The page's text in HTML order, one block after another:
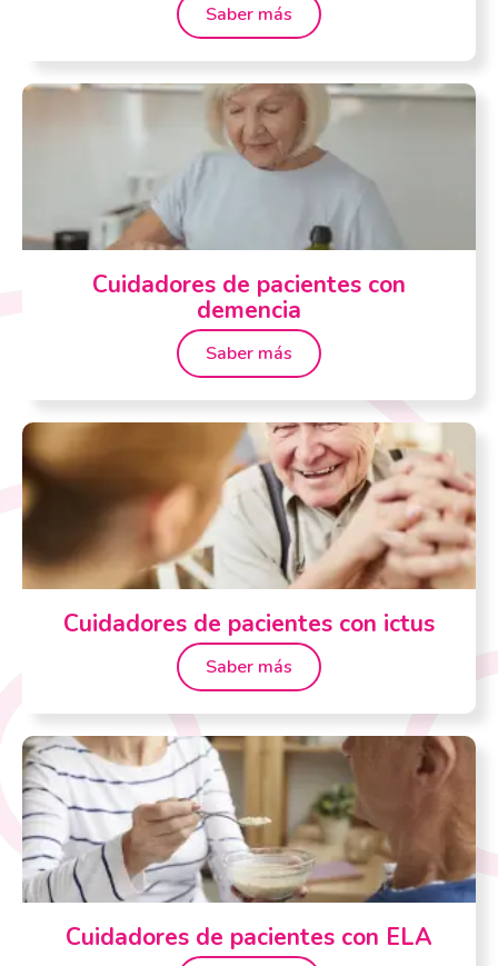
Saber más
Cuidadores de pacientes con
demencia
Saber más
Cuidadores de pacientes con ictus
Saber más
Cuidadores de pacientes con ELA